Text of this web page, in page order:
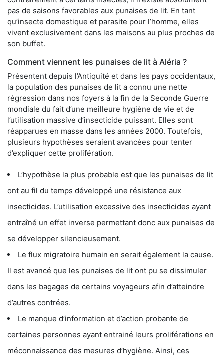
pas de saisons favorables aux punaises de lit. En tant
qu’insecte domestique et parasite pour l’homme, elles
vivent exclusivement dans les maisons au plus proches de
son buffet.
Comment viennent les punaises de lit à Aléria ?
Présentent depuis l’Antiquité et dans les pays occidentaux,
la population des punaises de lit a connu une nette
régression dans nos foyers à la fin de la Seconde Guerre
mondiale du fait d’une meilleure hygiène de vie et de
l’utilisation massive d’insecticide puissant. Elles sont
réapparues en masse dans les années 2000. Toutefois,
plusieurs hypothèses seraient avancées pour tenter
d’expliquer cette prolifération.
L’hypothèse la plus probable est que les punaises de lit
ont au fil du temps développé une résistance aux
insecticides. L’utilisation excessive des insecticides ayant
entraîné un effet inverse permettant donc aux punaises de
se développer silencieusement.
Le flux migratoire humain en serait également la cause.
Il est avancé que les punaises de lit ont pu se dissimuler
dans les bagages de certains voyageurs afin d’atteindre
d’autres contrées.
Le manque d’information et d’action probante de
certaines personnes ayant entrainé leurs proliférations en
méconnaissance des mesures d’hygiène. Ainsi, ces